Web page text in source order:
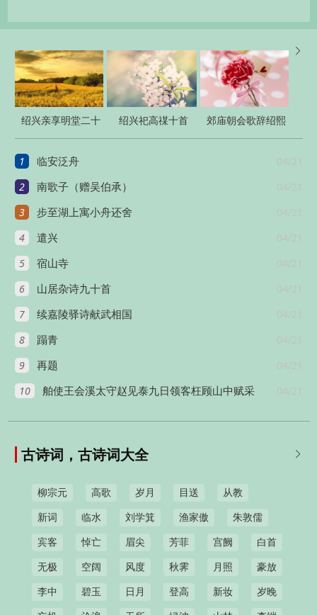

绍兴亲享明堂二十
六首
绍兴祀高禖十首
郊庙朝会歌辞绍熙
元年恭上寿星圣皇
1 04/21
临安泛舟
2 04/21
南歌子（赠吴伯承）
3 04/21
步至湖上寓小舟还舍
4 04/21
遣兴
5 04/21
宿山寺
6 04/21
山居杂诗九十首
7 04/21
续嘉陵驿诗献武相国
8 04/21
蹋青
9 04/21
再题
10 04/21
舶使王会溪太守赵见泰九日领客枉顾山中赋采

古诗词，古诗词大全
柳宗元 高歌 岁月 目送 从教
新词 临水 刘学箕 渔家傲 朱敦儒
宾客 悼亡 眉尖 芳菲 宫阙 白首
无极 空阔 风度 秋霁 月照 豪放
李中 碧玉 日月 登高 新妆 岁晚